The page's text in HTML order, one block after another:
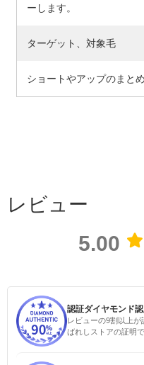
ーします。
ターゲット、対象毛
ショートやアップのまとめ
レビュー
5.00
認証ダイヤモンド
レビューの9割以上
ばれしストアの証明で